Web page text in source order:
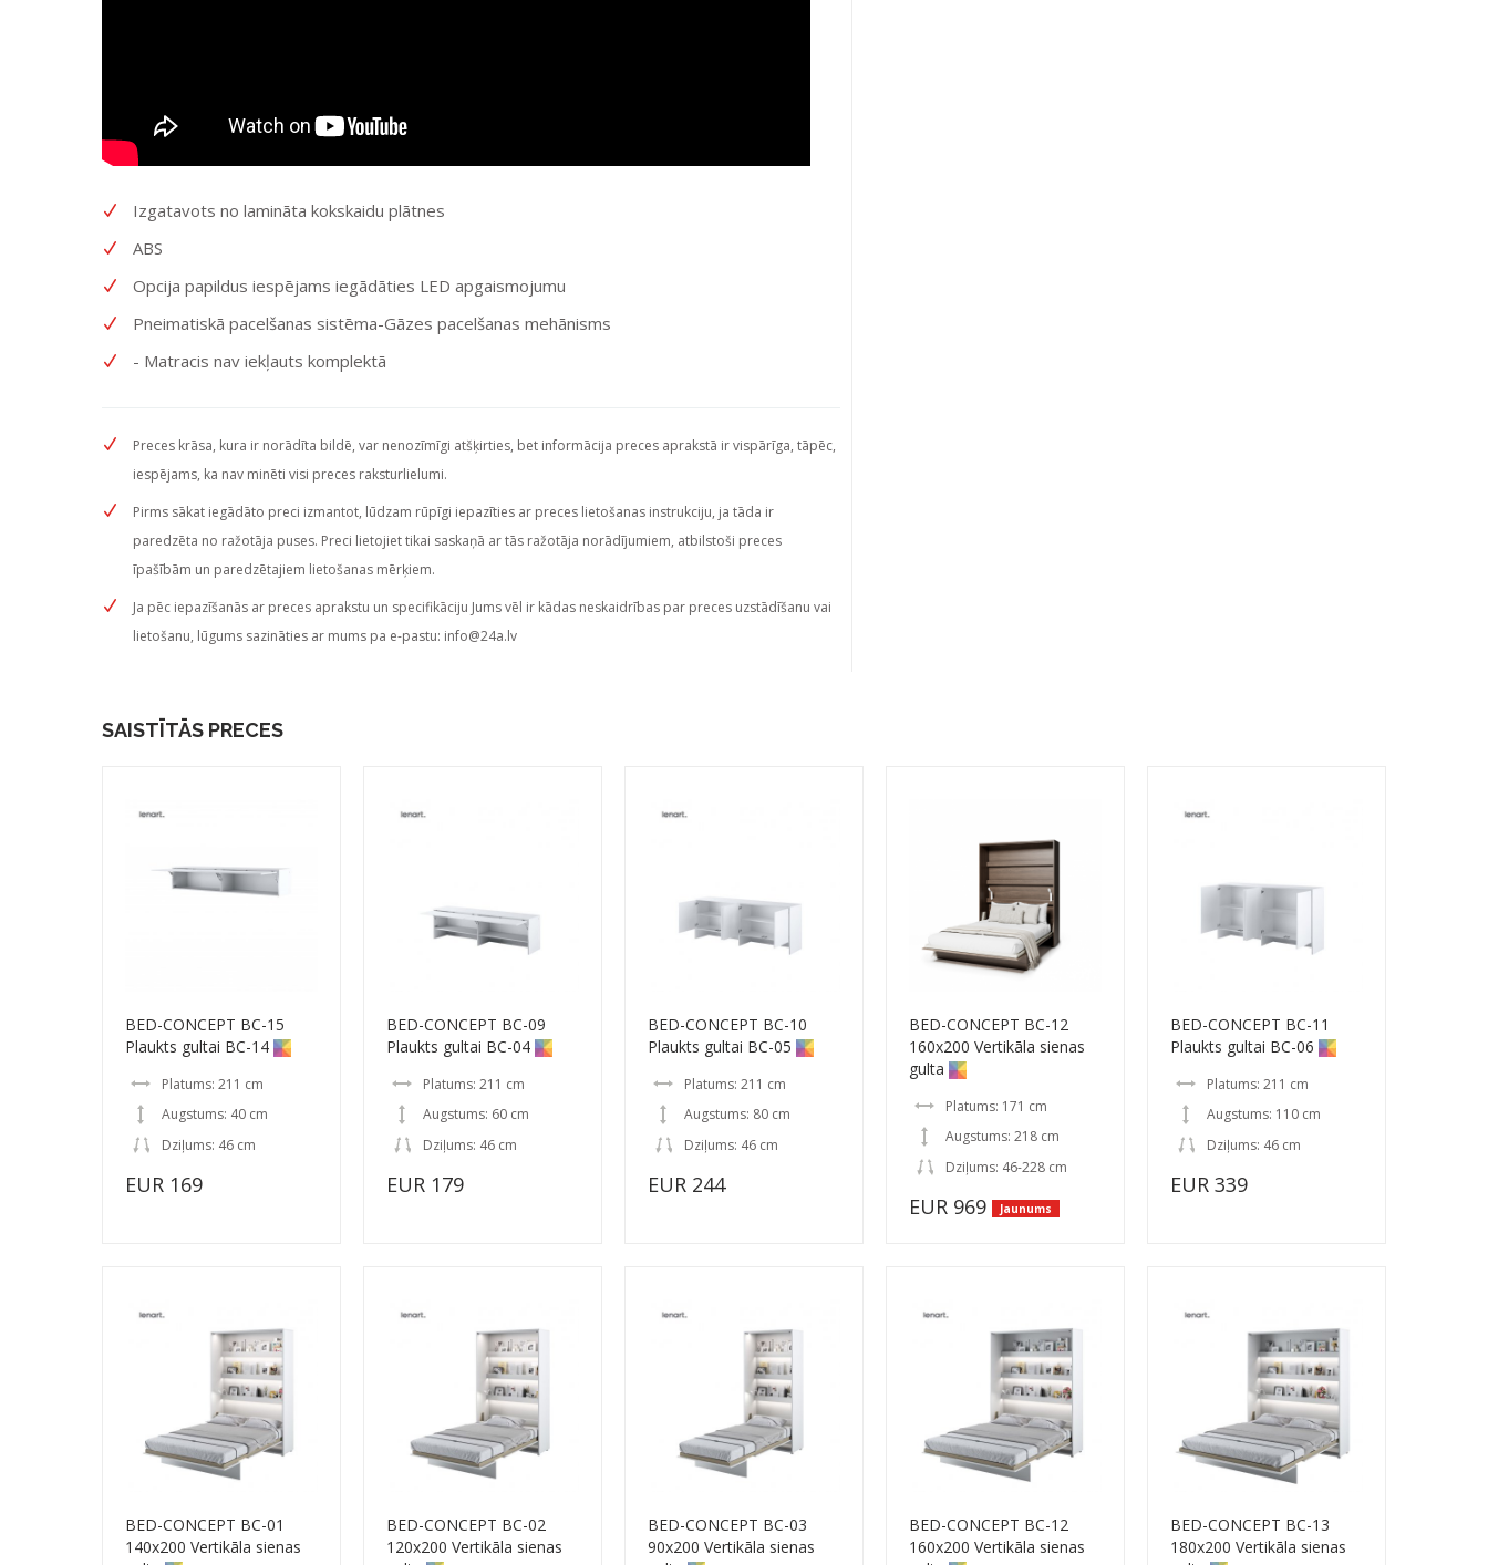
Izgatavots no lamināta kokskaidu plātnes
ABS
Opcija papildus iespējams iegādāties LED apgaismojumu
Pneimatiskā pacelšanas sistēma-Gāzes pacelšanas mehānisms
- Matracis nav iekļauts komplektā
Preces krāsa, kura ir norādīta bildē, var nenozīmīgi atšķirties, bet informācija preces aprakstā ir vispārīga, tāpēc,
iespējams, ka nav minēti visi preces raksturlielumi.
Pirms sākat iegādāto preci izmantot, lūdzam rūpīgi iepazīties ar preces lietošanas instrukciju, ja tāda ir
paredzēta no ražotāja puses. Preci lietojiet tikai saskaņā ar tās ražotāja norādījumiem, atbilstoši preces
īpašībām un paredzētajiem lietošanas mērķiem.
Ja pēc iepazīšanās ar preces aprakstu un specifikāciju Jums vēl ir kādas neskaidrības par preces uzstādīšanu vai
lietošanu, lūgums sazināties ar mums pa e-pastu: info@24a.lv
SAISTĪTĀS PRECES
BED-CONCEPT BC-15
Plaukts gultai BC-14
Platums: 211 cm
Augstums: 40 cm
Dziļums: 46 cm
EUR 169
BED-CONCEPT BC-09
Plaukts gultai BC-04
Platums: 211 cm
Augstums: 60 cm
Dziļums: 46 cm
EUR 179
BED-CONCEPT BC-10
Plaukts gultai BC-05
Platums: 211 cm
Augstums: 80 cm
Dziļums: 46 cm
EUR 244
BED-CONCEPT BC-12
160x200 Vertikāla sienas
gulta
Platums: 171 cm
Augstums: 218 cm
Dziļums: 46-228 cm
EUR 969 Jaunums
BED-CONCEPT BC-11
Plaukts gultai BC-06
Platums: 211 cm
Augstums: 110 cm
Dziļums: 46 cm
EUR 339
BED-CONCEPT BC-01
140x200 Vertikāla sienas
BED-CONCEPT BC-02
120x200 Vertikāla sienas
BED-CONCEPT BC-03
90x200 Vertikāla sienas
BED-CONCEPT BC-12
160x200 Vertikāla sienas
BED-CONCEPT BC-13
180x200 Vertikāla sienas